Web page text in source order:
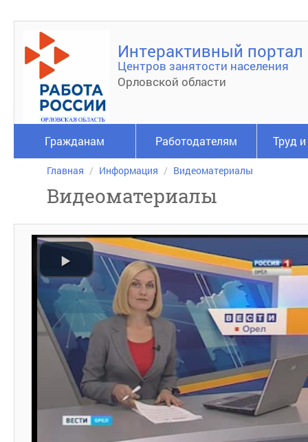
Интерактивный портал
Центров занятости населения
Орловской области
Гражданам Работодателям Труд
Главная Информация Видеоматериалы
Видеоматериалы